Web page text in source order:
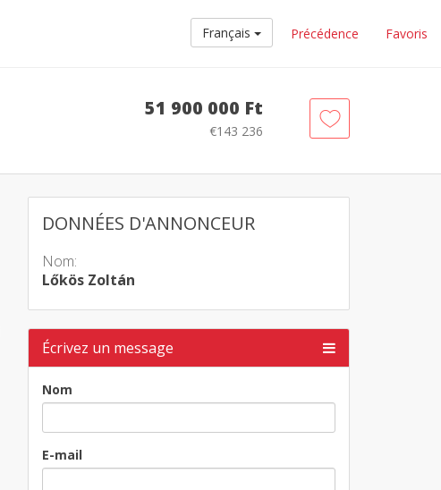
Français Précédence Favoris
51 900 000 Ft
€143 236
DONNÉES D'ANNONCEUR
Nom:
Lőkös Zoltán
Écrivez un message
Nom
E-mail